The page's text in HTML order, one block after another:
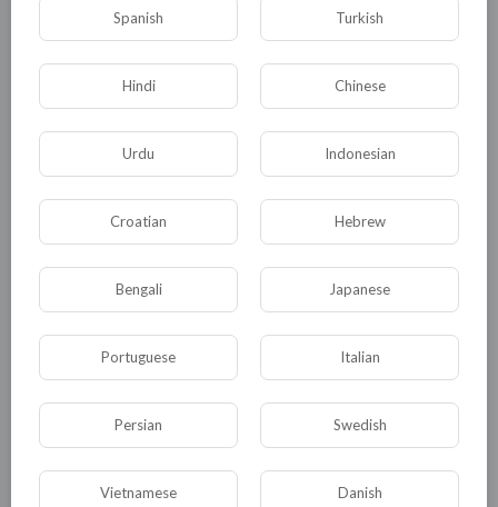
Комментариев нет
Общая Политика В мире
Общество Происшествия События
Спорт Комедия Развлечение
ЖКХ
Медицина Наука и образование
Spanish Turkish
Hindi Chinese
Urdu Indonesian
Croatian Hebrew
Bengali Japanese
Portuguese Italian
Persian Swedish
Vietnamese Danish